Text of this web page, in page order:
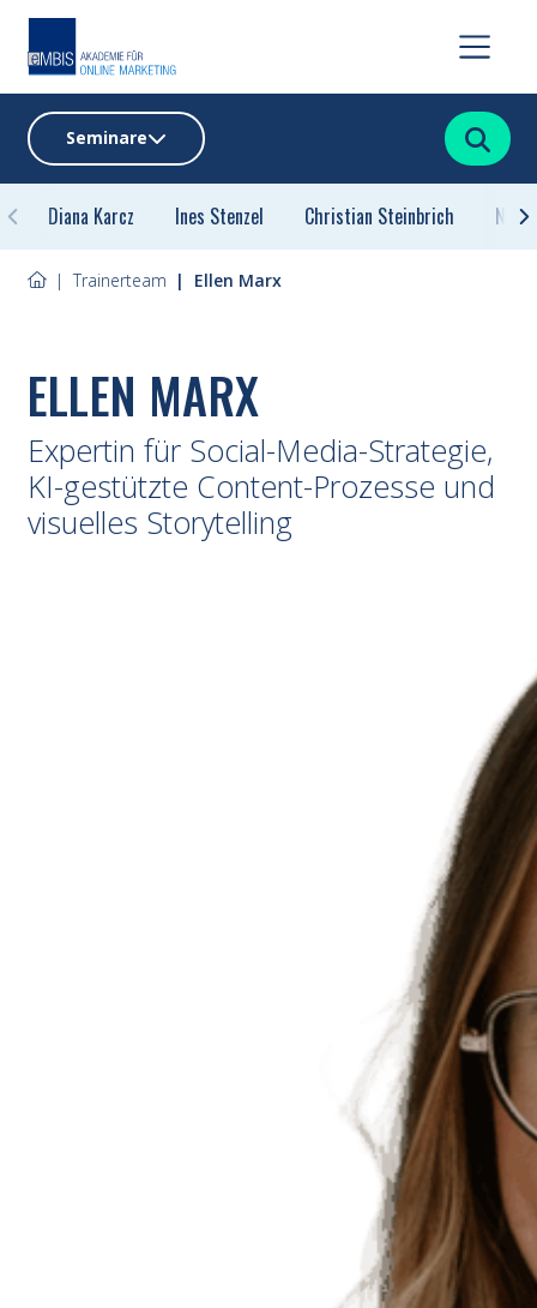
Seminare Suchen
Diana Karcz Ines Stenzel Christian Steinbrich
Trainerteam Ellen Marx
ELLEN MARX
Expertin für Social-Media-Strategie,
KI-gestützte Content-Prozesse und
visuelles Storytelling